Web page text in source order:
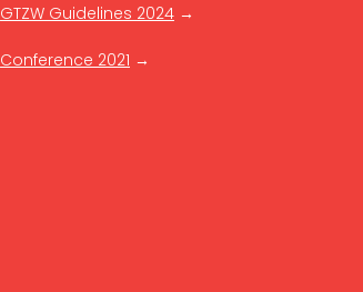
GTZW Guidelines 2024 →
Conference 2021 →